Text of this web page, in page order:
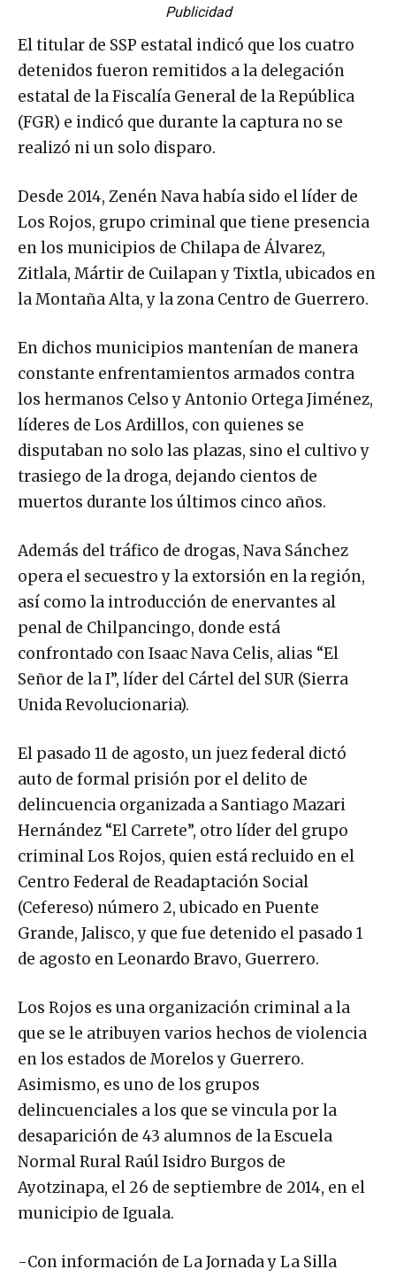
Publicidad
El titular de SSP estatal indicó que los cuatro
detenidos fueron remitidos a la delegación
estatal de la Fiscalía General de la República
(FGR) e indicó que durante la captura no se
realizó ni un solo disparo.
Desde 2014, Zenén Nava había sido el líder de
Los Rojos, grupo criminal que tiene presencia
en los municipios de Chilapa de Álvarez,
Zitlala, Mártir de Cuilapan y Tixtla, ubicados en
la Montaña Alta, y la zona Centro de Guerrero.
En dichos municipios mantenían de manera
constante enfrentamientos armados contra
los hermanos Celso y Antonio Ortega Jiménez,
líderes de Los Ardillos, con quienes se
disputaban no solo las plazas, sino el cultivo y
trasiego de la droga, dejando cientos de
muertos durante los últimos cinco años.
Además del tráfico de drogas, Nava Sánchez
opera el secuestro y la extorsión en la región,
así como la introducción de enervantes al
penal de Chilpancingo, donde está
confrontado con Isaac Nava Celis, alias “El
Señor de la I”, líder del Cártel del SUR (Sierra
Unida Revolucionaria).
El pasado 11 de agosto, un juez federal dictó
auto de formal prisión por el delito de
delincuencia organizada a Santiago Mazari
Hernández “El Carrete”, otro líder del grupo
criminal Los Rojos, quien está recluido en el
Centro Federal de Readaptación Social
(Cefereso) número 2, ubicado en Puente
Grande, Jalisco, y que fue detenido el pasado 1
de agosto en Leonardo Bravo, Guerrero.
Los Rojos es una organización criminal a la
que se le atribuyen varios hechos de violencia
en los estados de Morelos y Guerrero.
Asimismo, es uno de los grupos
delincuenciales a los que se vincula por la
desaparición de 43 alumnos de la Escuela
Normal Rural Raúl Isidro Burgos de
Ayotzinapa, el 26 de septiembre de 2014, en el
municipio de Iguala.
-Con información de La Jornada y La Silla